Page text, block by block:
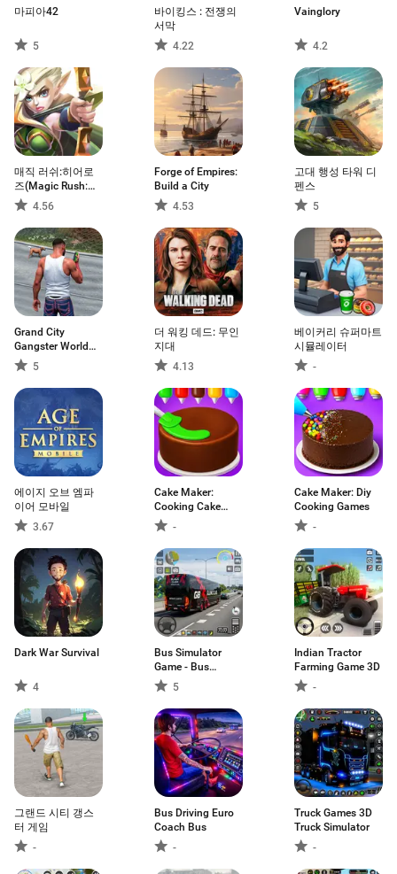
마피아42
5
바이킹스 : 전쟁의
서막
4.22
Vainglory
4.2
매직 러쉬:히어로
즈(Magic Rush:
Heroes)
4.56
Forge of Empires:
Build a City
4.53
고대 행성 타워 디
펜스
5
Grand City
Gangster World
Game5
더 워킹 데드: 무인
지대
4.13
베이커리 슈퍼마트
시뮬레이터
-
에이지 오브 엠파
이어 모바일
3.67
Cake Maker:
Cooking Cake
Games
-
Cake Maker: Diy
Cooking Games
-
Dark War Survival
4
Bus Simulator
Game - Bus
Games
5
Indian Tractor
Farming Game 3D
-
그랜드 시티 갱스
터 게임
-
Bus Driving Euro
Coach Bus
-
Truck Games 3D
Truck Simulator
-